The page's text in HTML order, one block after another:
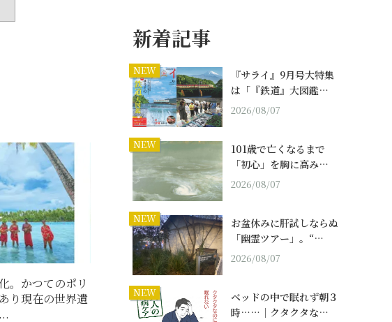
。かつてのポリ
り現在の世界遺
新着記事
NEW
『サライ』9月号大特集
は「『鉄道』大図鑑…
2026/08/07
NEW
101歳で亡くなるまで
「初心」を胸に高み…
2026/08/07
NEW
お盆休みに肝試しならぬ
「幽霊ツアー」。“…
2026/08/07
NEW
ベッドの中で眠れず朝３
時……｜クタクタな…